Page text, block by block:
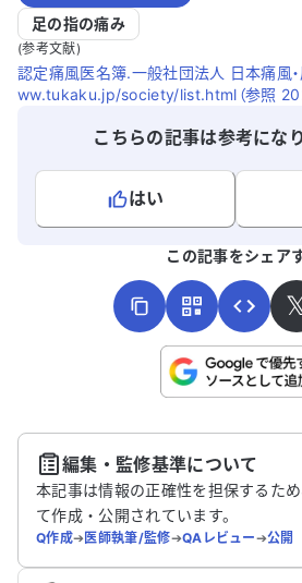
足の指の痛み
(参考文献)
認定痛風医名簿.一般社団法人 日本痛風
ww.tukaku.jp/society/list.html（参照
こちらの記事は参考にな
はい
こちらは送信専用のフォームです。氏
送信する
この記事をシェア
編集・監修基準について
本記事は情報の正確性を担保するた
て作成・公開されています。
Q作成➔医師執筆/監修➔QAレビュー➔公開